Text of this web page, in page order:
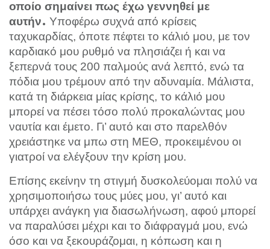
οποίο σημαίνει πως έχω γεννηθεί με
αυτήν. Υποφέρω συχνά από κρίσεις
ταχυκαρδίας, όποτε πέφτει το κάλιό μου, με τον
καρδιακό μου ρυθμό να πλησιάζει ή και να
ξεπερνά τους 200 παλμούς ανά λεπτό, ενώ τα
πόδια μου τρέμουν από την αδυναμία. Μάλιστα,
κατά τη διάρκεια μίας κρίσης, το κάλιό μου
μπορεί να πέσει τόσο πολύ προκαλώντας μου
ναυτία και έμετο. Γι’ αυτό και στο παρελθόν
χρειάστηκε να μπω στη ΜΕΘ, προκειμένου οι
γιατροί να ελέγξουν την κρίση μου.
Επίσης εκείνην τη στιγμή δυσκολεύομαι πολύ να
χρησιμοποιήσω τους μύες μου, γι’ αυτό και
υπάρχει ανάγκη για διασωλήνωση, αφού μπορεί
να παραλύσει μέχρι και το διάφραγμά μου, ενώ
όσο και να ξεκουράζομαι, η κόπωση και η